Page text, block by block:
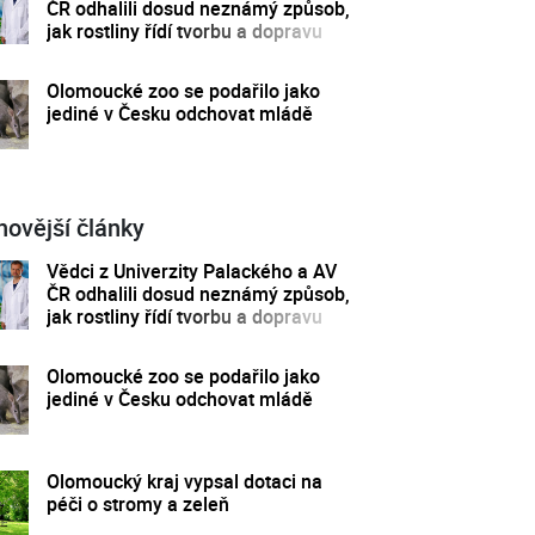
ČR odhalili dosud neznámý způsob,
jak rostliny řídí tvorbu a dopravu
Olomoucké zoo se podařilo jako
jediné v Česku odchovat mládě
články
Vědci z Univerzity Palackého a AV
ČR odhalili dosud neznámý způsob,
jak rostliny řídí tvorbu a dopravu
Olomoucké zoo se podařilo jako
jediné v Česku odchovat mládě
Olomoucký kraj vypsal dotaci na
péči o stromy a zeleň